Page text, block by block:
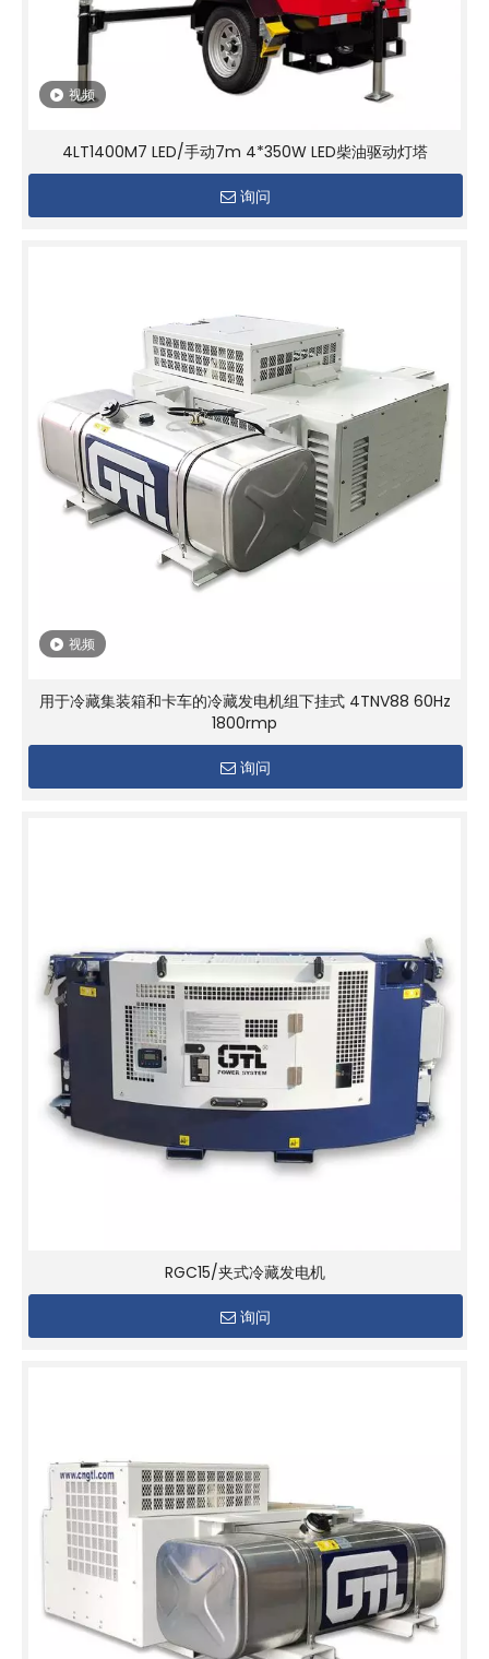
视频
4LT1400M7 LED/手动7m 4*350W LED柴油驱动灯塔
询问
视频
用于冷藏集装箱和卡车的冷藏发电机组下挂式 4TNV88 60Hz
1800rmp
询问
RGC15/夹式冷藏发电机
询问